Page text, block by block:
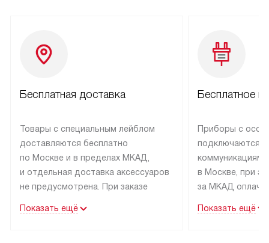
Бесплатная доставка
Товары с специальным лейблом
доставляются бесплатно
по Москве и в пределах МКАД,
и отдельная доставка аксессуаров
не предусмотрена. При заказе
рекомендуем обсудить
Показать ещё
Бесплатное
Приборы с
подключаются к
коммуникациям
в Москве, при
за МКАД
партнера
Показать ещё